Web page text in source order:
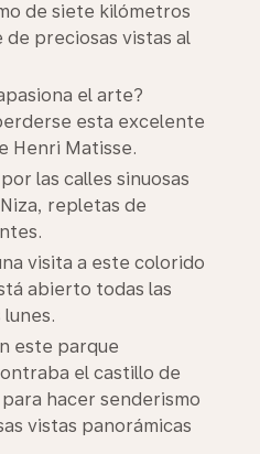
de siete kilómetros
preciosas vistas al
el arte?
esta excelente
Henri Matisse.
las calles sinuosas
repletas de
visita a este colorido
abierto todas las
este parque
el castillo de
hacer senderismo
vistas panorámicas